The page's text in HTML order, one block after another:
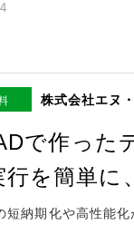
株式会社エヌ
で作った
行を簡単に
短納期化や高性能